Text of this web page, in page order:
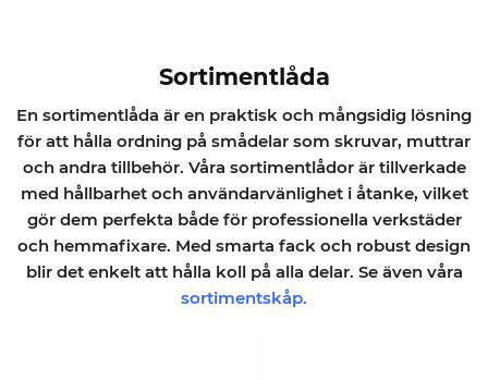
Sortimentlåda
En sortimentlåda är en praktisk och mångsidig lösning
för att hålla ordning på smådelar som skruvar, muttrar
och andra tillbehör. Våra sortimentlådor är tillverkade
med hållbarhet och användarvänlighet i åtanke, vilket
gör dem perfekta både för professionella verkstäder
och hemmafixare. Med smarta fack och robust design
blir det enkelt att hålla koll på alla delar. Se även våra
sortimentskåp.